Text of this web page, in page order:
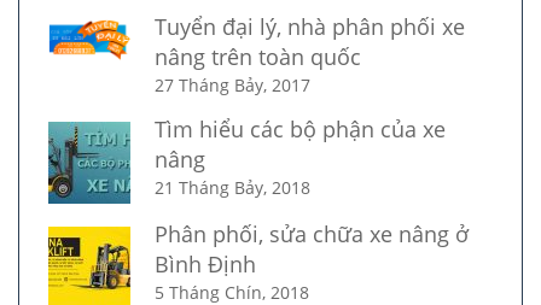
Tuyển đại lý, nhà phân phối xe
nâng trên toàn quốc
27 Tháng Bảy, 2017
Tìm hiểu các bộ phận của xe
nâng
21 Tháng Bảy, 2018
Phân phối, sửa chữa xe nâng ở
Bình Định
5 Tháng Chín, 2018